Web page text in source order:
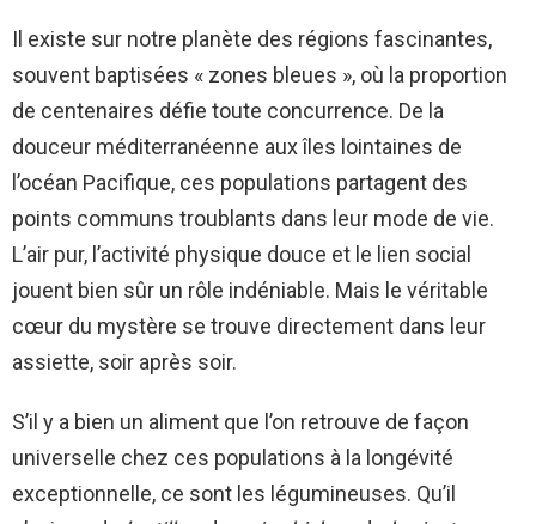
Il existe sur notre planète des régions fascinantes,
souvent baptisées « zones bleues », où la proportion
de centenaires défie toute concurrence. De la
douceur méditerranéenne aux îles lointaines de
l’océan Pacifique, ces populations partagent des
points communs troublants dans leur mode de vie.
L’air pur, l’activité physique douce et le lien social
jouent bien sûr un rôle indéniable. Mais le véritable
cœur du mystère se trouve directement dans leur
assiette, soir après soir.
S’il y a bien un aliment que l’on retrouve de façon
universelle chez ces populations à la longévité
exceptionnelle, ce sont les légumineuses. Qu’il